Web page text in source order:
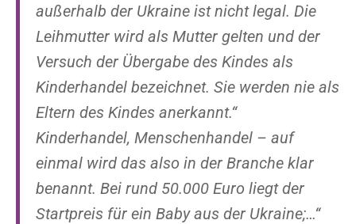
außerhalb der Ukraine ist nicht legal. Die
Leihmutter wird als Mutter gelten und der
Versuch der Übergabe des Kindes als
Kinderhandel bezeichnet. Sie werden nie als
Eltern des Kindes anerkannt.“
Kinderhandel, Menschenhandel – auf
einmal wird das also in der Branche klar
benannt. Bei rund 50.000 Euro liegt der
Startpreis für ein Baby aus der Ukraine;…“